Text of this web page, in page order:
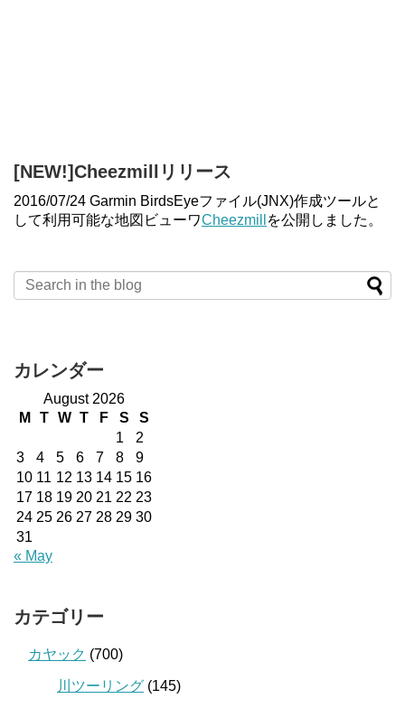
[NEW!]Cheezmillリリース
2016/07/24 Garmin BirdsEyeファイル(JNX)作成ツールと
して利用可能な地図ビューワCheezmill を公開しました。
カレンダー
August 2026
M
T W T F S
S
1
2
3
4 5 6 7 8
9
10 11 12 13 14 15 16
17 18 19 20 21 22 23
24 25 26 27 28 29 30
31
« May
カテゴリー
カヤック (700)
川ツーリング (145)